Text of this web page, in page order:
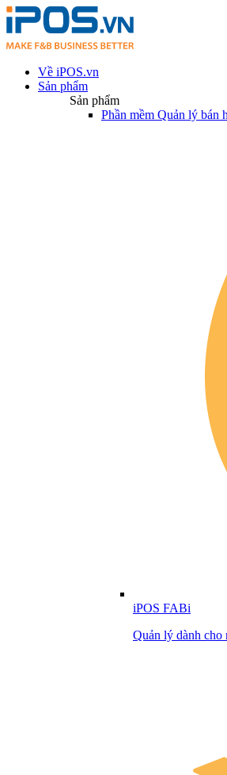
Về iPOS.vn
Sản phẩm
Sản phẩm
Phần mềm Quản lý bán
iPOS FABi
Quản lý dành cho